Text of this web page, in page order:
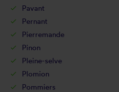
Pavant
Pernant
Pierremande
Pinon
Pleine-selve
Plomion
Pommiers